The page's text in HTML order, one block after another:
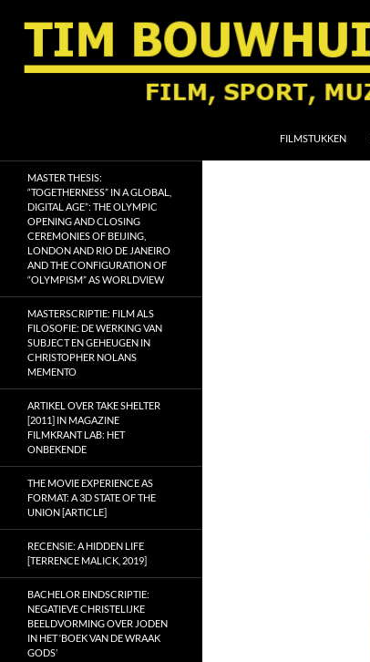
naar
inhoud
FILMSTUKKEN
geschiedenis
MASTER THESIS:
“TOGETHERNESS” IN A GLOBAL,
DIGITAL AGE”: THE OLYMPIC
OPENING AND CLOSING
CEREMONIES OF BEIJING,
LONDON AND RIO DE JANEIRO
AND THE CONFIGURATION OF
“OLYMPISM” AS WORLDVIEW
MASTERSCRIPTIE: FILM ALS
FILOSOFIE: DE WERKING VAN
SUBJECT EN GEHEUGEN IN
CHRISTOPHER NOLANS
MEMENTO
ARTIKEL OVER TAKE SHELTER
[2011] IN MAGAZINE
FILMKRANT LAB: HET
ONBEKENDE
THE MOVIE EXPERIENCE AS
FORMAT: A 3D STATE OF THE
UNION [ARTICLE]
RECENSIE: A HIDDEN LIFE
[TERRENCE MALICK, 2019]
BACHELOR EINDSCRIPTIE:
NEGATIEVE CHRISTELIJKE
BEELDVORMING OVER JODEN
IN HET ‘BOEK VAN DE WRAAK
GODS’